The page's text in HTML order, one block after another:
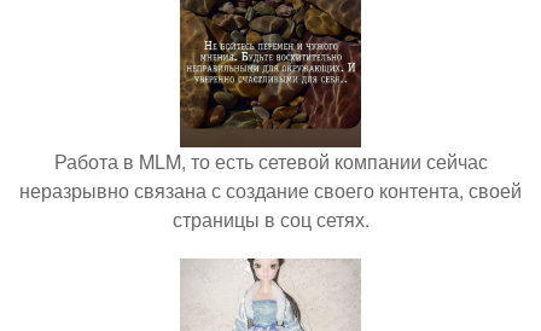
Работа в MLM, то есть сетевой компании сейчас
неразрывно связана с создание своего контента, своей
страницы в соц сетях.